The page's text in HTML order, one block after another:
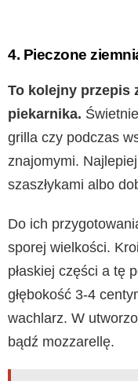
4. Pieczone
To kolejny przepis
piekarnika.
grilla czy podczas
znajomymi.
szaszłykami albo
Do ich
sporej wielkości.
płaskiej części a tę
głębokość 3-4
wachlarz. W
bądź mozzarellę.